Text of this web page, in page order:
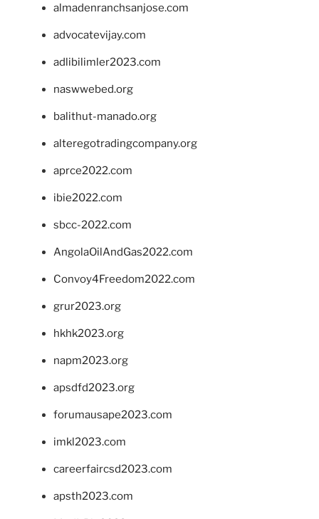
almadenranchsanjose.com
advocatevijay.com
adlibilimler2023.com
naswwebed.org
balithut-manado.org
alteregotradingcompany.org
aprce2022.com
ibie2022.com
sbcc-2022.com
AngolaOilAndGas2022.com
Convoy4Freedom2022.com
grur2023.org
hkhk2023.org
napm2023.org
apsdfd2023.org
forumausape2023.com
imkl2023.com
careerfaircsd2023.com
apsth2023.com